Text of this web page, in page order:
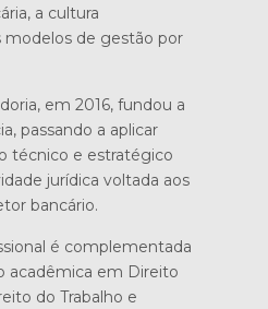
a cultura
modelos de gestão por
em 2016, fundou a
passando a aplicar
técnico e estratégico
jurídica voltada aos
bancário.
é complementada
acadêmica em Direito
do Trabalho e